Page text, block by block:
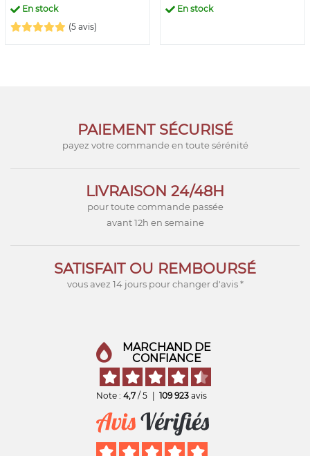
En stock
(5 avis)
En stock
PAIEMENT SÉCURISÉ
payez votre commande en toute sérénité
LIVRAISON 24/48H
pour toute commande passée
avant 12h en semaine
SATISFAIT OU REMBOURSÉ
vous avez 14 jours pour changer d'avis *
MARCHAND DE
CONFIANCE
Note : 4,7 / 5 109 923 avis